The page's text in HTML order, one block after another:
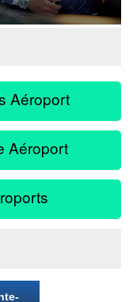
Aéroport
Aéroport